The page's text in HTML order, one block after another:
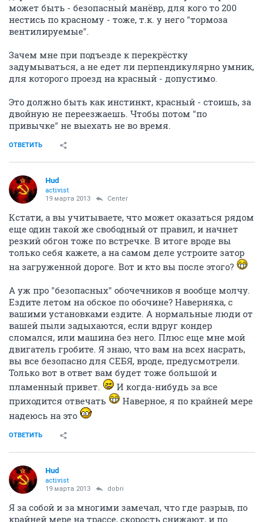
может быть - безопасный манёвр, для кого то 200
нестись по красному - тоже, т.к. у него "тормоза
вентилируемые".
Зачем мне при подъезде к перекрёстку
задумываться, а не едет ли перпендикулярно умник,
для которого проезд на красный - допустимо.
Это должно быть как инстинкт, красный - стоишь, за
двойную не переезжаешь. Чтобы потом "по
привычке" не выехать не во время.
ОТВЕТИТЬ
Hud
activist
19 марта 2013 Center
Кстати, а вы учитываете, что может оказаться рядом
еще один такой же свободный от правил, и начнет
резкий обгон тоже по встречке. В итоге вроде вы
только себя кажете, а на самом деле устроите затор
на загруженной дороге. Вот и кто вы после этого?
А уж про "безопасных" обочечников я вообще молчу.
Ездите летом на обское по обочине? Наверняка, с
вашими установками ездите. А нормальные люди от
вашей пыли задыхаются, если вдруг кондер
сломался, или машина без него. Плюс еще мне мой
двигатель гробите. Я знаю, что вам на всех насрать,
вы все безопасно для СЕБЯ, вроде, предусмотрели.
Только вот в ответ вам будет тоже большой и
пламенный привет.
И когда-нибудь за все
приходится отвечать
Наверное, я по крайней мере
надеюсь на это
ОТВЕТИТЬ
Hud
activist
19 марта 2013 dobri
Я за собой и за многими замечал, что где разрыв, по
крайней мере на трассе, скорость снижают, и по